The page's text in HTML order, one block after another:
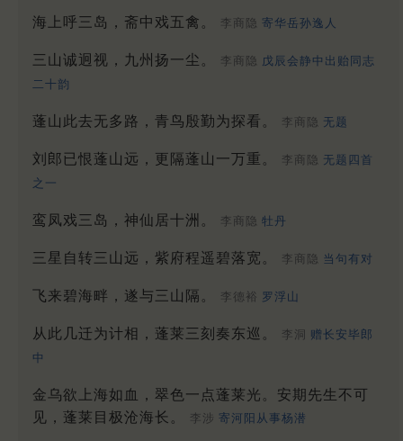
海上呼三岛，斋中戏五禽。 李商隐 寄华岳孙逸人
三山诚迥视，九州扬一尘。 李商隐 戊辰会静中出贻同志
二十韵
蓬山此去无多路，青鸟殷勤为探看。 李商隐 无题
刘郎已恨蓬山远，更隔蓬山一万重。 李商隐 无题四首
之一
鸾凤戏三岛，神仙居十洲。 李商隐 牡丹
三星自转三山远，紫府程遥碧落宽。 李商隐 当句有对
飞来碧海畔，遂与三山隔。 李德裕 罗浮山
从此几迁为计相，蓬莱三刻奏东巡。 李洞 赠长安毕郎
中
金乌欲上海如血，翠色一点蓬莱光。安期先生不可
见，蓬莱目极沧海长。
李涉 寄河阳从事杨潜